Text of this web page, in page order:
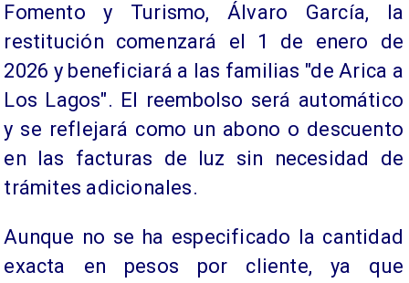
Fomento y Turismo, Álvaro García, la
restitución comenzará el 1 de enero de
2026 y beneficiará a las familias "de Arica a
Los Lagos". El reembolso será automático
y se reflejará como un abono o descuento
en las facturas de luz sin necesidad de
trámites adicionales.
Aunque no se ha especificado la cantidad
exacta en pesos por cliente, ya que